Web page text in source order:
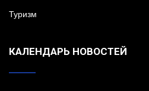
Туризм
КАЛЕНДАРЬ НОВОСТЕЙ